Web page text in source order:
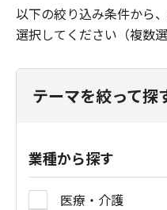
以下の絞り込み条件から
選択してください（複数選
テーマを絞って探
業種から探す
医療・介護